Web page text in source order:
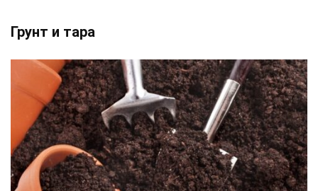
Грунт и тара